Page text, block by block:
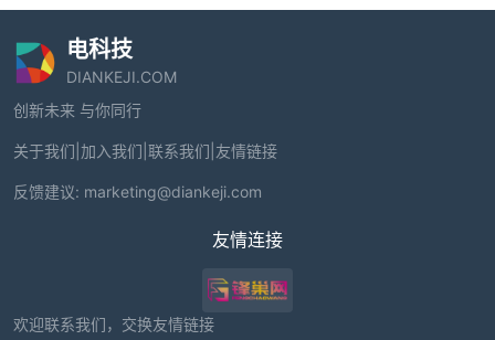
电科技
DIANKEJI.COM
创新未来 与你同行
关于我们 加入我们 联系我们 友情链接
反馈建议: marketing@diankeji.com
友情连接
欢迎联系我们，交换友情链接